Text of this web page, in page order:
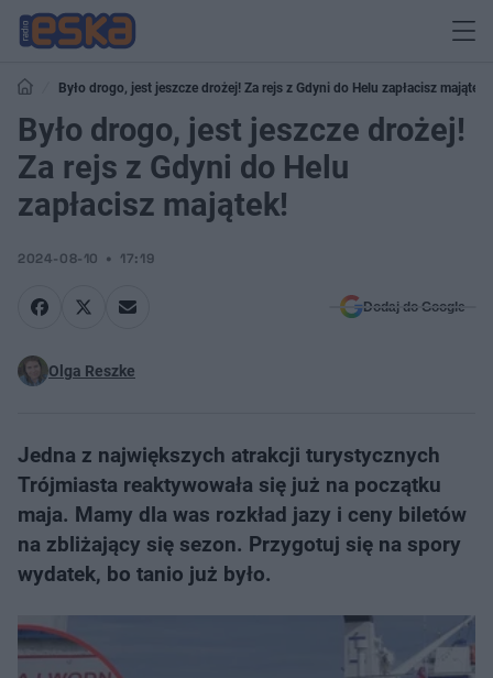
Było drogo, jest jeszcze drożej! Za rejs z Gdyni do Helu zapłacisz majątek!
Było drogo, jest jeszcze drożej!
Za rejs z Gdyni do Helu
zapłacisz majątek!
2024-08-10 17:19
Dodaj do Google
Olga Reszke
Jedna z największych atrakcji turystycznych
Trójmiasta reaktywowała się już na początku
maja. Mamy dla was rozkład jazy i ceny biletów
na zbliżający się sezon. Przygotuj się na spory
wydatek, bo tanio już było.